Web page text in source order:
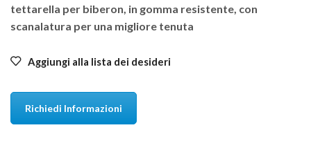
tettarella per biberon, in gomma resistente, con
scanalatura per una migliore tenuta
Aggiungi alla lista dei desideri
Richiedi Informazioni